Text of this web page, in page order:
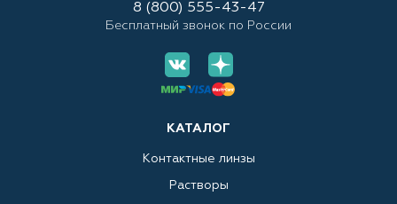
КАТАЛОГ
Контактные линзы
Растворы
8 (800) 555-43-47
Бесплатный звонок по России